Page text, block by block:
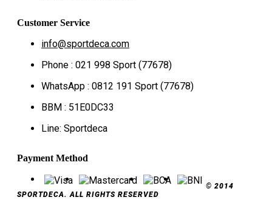
Customer Service
info@sportdeca.com
Phone : 021 998 Sport (77678)
WhatsApp : 0812 191 Sport (77678)
BBM : 51E0DC33
Line: Sportdeca
Payment Method
© 2014
SPORTDECA. ALL RIGHTS RESERVED